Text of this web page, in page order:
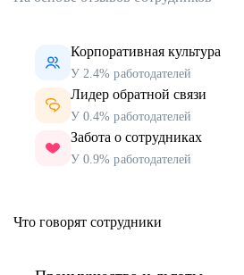
Корпоративная культура
У 2.4% работодателей
Лидер обратной связи
У 0.4% работодателей
Забота о сотрудниках
У 0.9% работодателей
Что говорят сотрудники